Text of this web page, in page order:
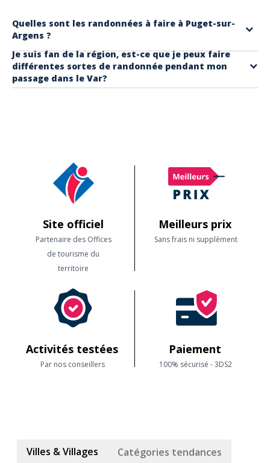
Quelles sont les randonnées à faire à Puget-sur-
Argens ?
A Roquebrune-sur-Argens, vous pouvez vivre vos vacances de rêve en
partant en randonnée. Aventurez-vous dans le massif de l’Esterel lors
d’unerandonnée en Quad-Bikevous pourrez sillonner les chemin solo
Je suis fan de la région, est-ce que je peux faire
différentes sortes de randonnée pendant mon
passage dans le Var?
Site officiel
Partenaire des Offices
de tourisme du
territoire
Meilleurs prix
Sans frais ni supplément
Activités testées
Par nos conseillers
Paiement
100% sécurisé - 3DS2
Villes & Villages Catégories tendances